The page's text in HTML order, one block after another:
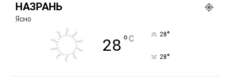
НАЗРАНЬ
Ясно
28°C 28°
28°